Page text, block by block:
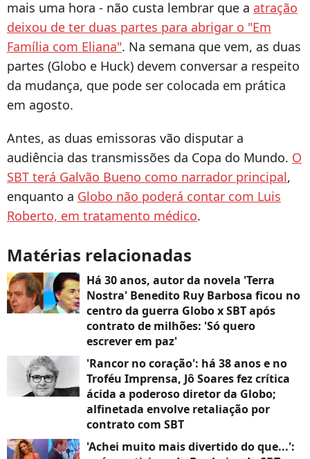
mais uma hora - não custa lembrar que a atração
deixou de ter duas partes para abrigar o "Em
Família com Eliana". Na semana que vem, as duas
partes (Globo e Huck) devem conversar a respeito
da mudança, que pode ser colocada em prática
em agosto.
Antes, as duas emissoras vão disputar a
audiência das transmissões da Copa do Mundo. O
SBT terá Galvão Bueno como narrador principal,
enquanto a Globo não poderá contar com Luis
Roberto, em tratamento médico.
Matérias relacionadas
Há 30 anos, autor da novela 'Terra
Nostra' Benedito Ruy Barbosa ficou no
centro da guerra Globo x SBT após
contrato de milhões: 'Só quero
escrever em paz'
'Rancor no coração': há 38 anos e no
Troféu Imprensa, Jô Soares fez crítica
ácida a poderoso diretor da Globo;
alfinetada envolve retaliação por
contrato com SBT
'Achei muito mais divertido do que...':